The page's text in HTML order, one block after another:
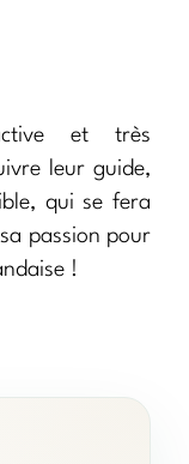
et très
leur guide,
qui se fera
passion pour
!